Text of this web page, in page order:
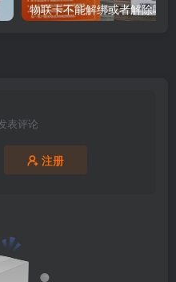
物联卡不能解绑或者解除吗？
表评论
注册